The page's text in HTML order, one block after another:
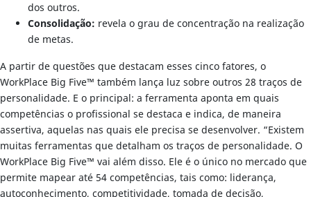
dos outros.
Consolidação: revela o grau de concentração na realização
de metas.
A partir de questões que destacam esses cinco fatores, o
WorkPlace Big Five™ também lança luz sobre outros 28 traços de
personalidade. E o principal: a ferramenta aponta em quais
competências o profissional se destaca e indica, de maneira
assertiva, aquelas nas quais ele precisa se desenvolver. “Existem
muitas ferramentas que detalham os traços de personalidade. O
WorkPlace Big Five™ vai além disso. Ele é o único no mercado que
permite mapear até 54 competências, tais como: liderança,
autoconhecimento, competitividade, tomada de decisão,